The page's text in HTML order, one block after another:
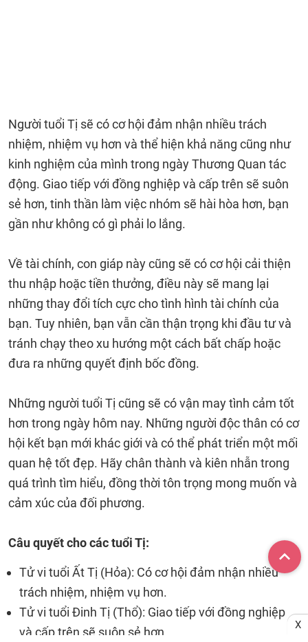
Người tuổi Tị sẽ có cơ hội đảm nhận nhiều trách
nhiệm, nhiệm vụ hơn và thể hiện khả năng cũng như
kinh nghiệm của mình trong ngày Thương Quan tác
động. Giao tiếp với đồng nghiệp và cấp trên sẽ suôn
sẻ hơn, tinh thần làm việc nhóm sẽ hài hòa hơn, bạn
gần như không có gì phải lo lắng.
Về tài chính, con giáp này cũng sẽ có cơ hội cải thiện
thu nhập hoặc tiền thưởng, điều này sẽ mang lại
những thay đổi tích cực cho tình hình tài chính của
bạn. Tuy nhiên, bạn vẫn cần thận trọng khi đầu tư và
tránh chạy theo xu hướng một cách bất chấp hoặc
đưa ra những quyết định bốc đồng.
Những người tuổi Tị cũng sẽ có vận may tình cảm tốt
hơn trong ngày hôm nay. Những người độc thân có cơ
hội kết bạn mới khác giới và có thể phát triển một mối
quan hệ tốt đẹp. Hãy chân thành và kiên nhẫn trong
quá trình tìm hiểu, đồng thời tôn trọng mong muốn và
cảm xúc của đối phương.
Câu quyết cho các tuổi Tị:
Tử vi tuổi Ất Tị (Hỏa): Có cơ hội đảm nhận nhiều
trách nhiệm, nhiệm vụ hơn.
Tử vi tuổi Đinh Tị (Thổ): Giao tiếp với đồng nghiệp
và cấp trên sẽ suôn sẻ hơn.
X